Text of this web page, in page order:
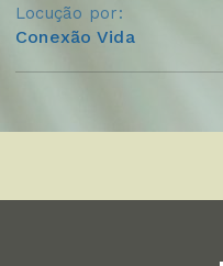
Locução por:
Conexão Vida